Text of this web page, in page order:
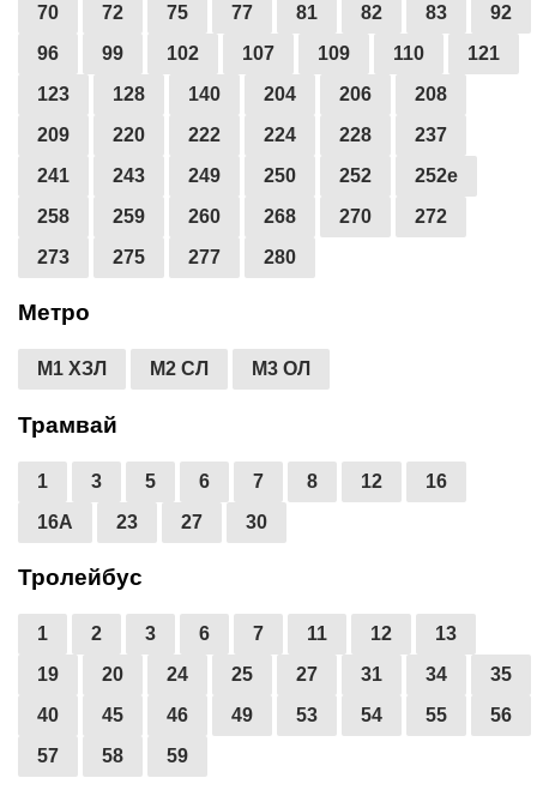
70
72 75 77 81 82 83
92
96
99 102 107 109 110
121
123
128 140 204 206
208
209
220 222 224 228
237
241
243 249 250 252
252е
258
259 260 268 270
272
273
275 277 280
Метро
М1 ХЗЛ М2 СЛ М3 ОЛ
Трамвай
1 3 5 6 7 8 12
16
16А
23 27 30
Тролейбус
1 2 3 6 7 11 12
13
19
20 24 25 27 31 34
35
40
45 46 49 53 54 55
56
57
58 59